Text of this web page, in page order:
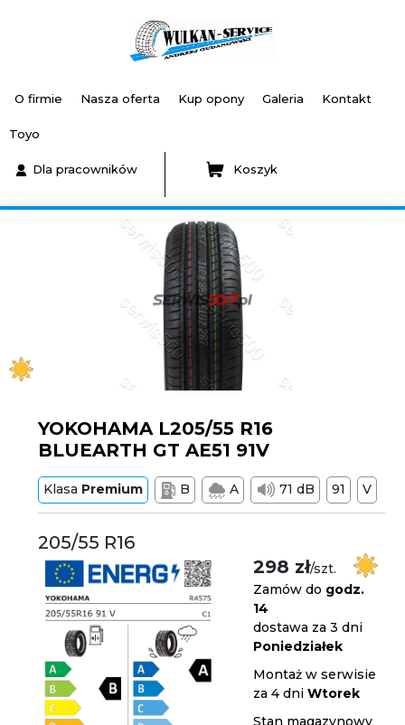
O firmie Nasza oferta Kup opony Galeria Kontakt
Toyo
Dla pracowników Koszyk
YOKOHAMA L205/55 R16
BLUEARTH GT AE51 91V
Klasa Premium B A 71 dB 91 V
205/55 R16
298 zł/szt.
Zamów do godz.
14
dostawa za 3 dni
Poniedziałek
Montaż w serwisie
za 4 dniWtorek
Stan magazynowy